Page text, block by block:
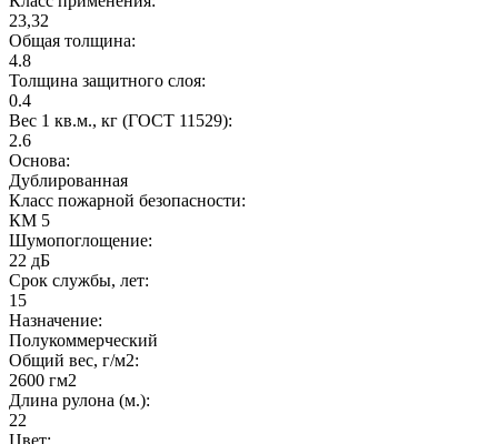
23,32
Общая толщина:
4.8
Толщина защитного слоя:
0.4
Вес 1 кв.м., кг (ГОСТ 11529):
2.6
Основа:
Дублированная
Класс пожарной безопасности:
КМ 5
Шумопоглощение:
22 дБ
Срок службы, лет:
15
Назначение:
Полукоммерческий
Общий вес, г/м2:
2600 гм2
Длина рулона (м.):
22
Цвет: